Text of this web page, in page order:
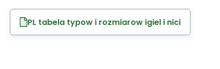
PL tabela typow i rozmiarow igiel i nici